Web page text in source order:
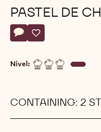
PASTEL DE
Actions
Escribe un comentario
- Pastel de Chocolate y
Salvar
- Pastel de
Nivel:
CONTAINING: 2